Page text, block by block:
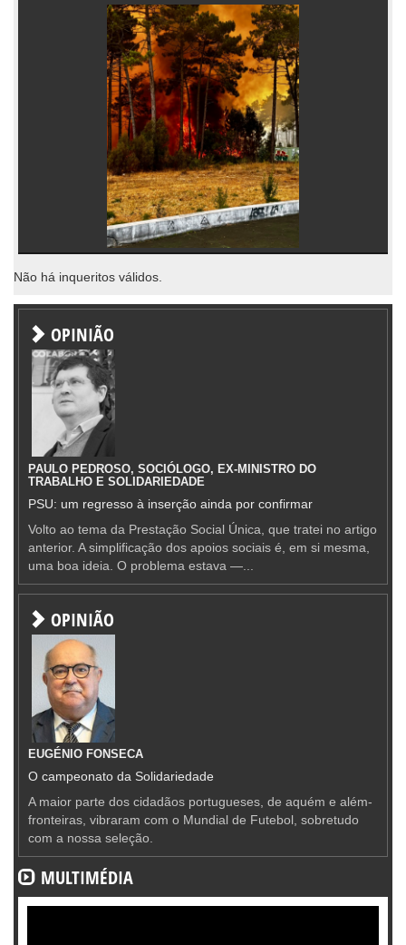
Não há inqueritos válidos.
OPINIÃO
PAULO PEDROSO, SOCIÓLOGO, EX-MINISTRO DO
TRABALHO E SOLIDARIEDADE
PSU: um regresso à inserção ainda por confirmar
Volto ao tema da Prestação Social Única, que tratei no artigo
anterior. A simplificação dos apoios sociais é, em si mesma,
uma boa ideia. O problema estava —...
OPINIÃO
EUGÉNIO FONSECA
O campeonato da Solidariedade
A maior parte dos cidadãos portugueses, de aquém e além-
fronteiras, vibraram com o Mundial de Futebol, sobretudo
com a nossa seleção.
MULTIMÉDIA